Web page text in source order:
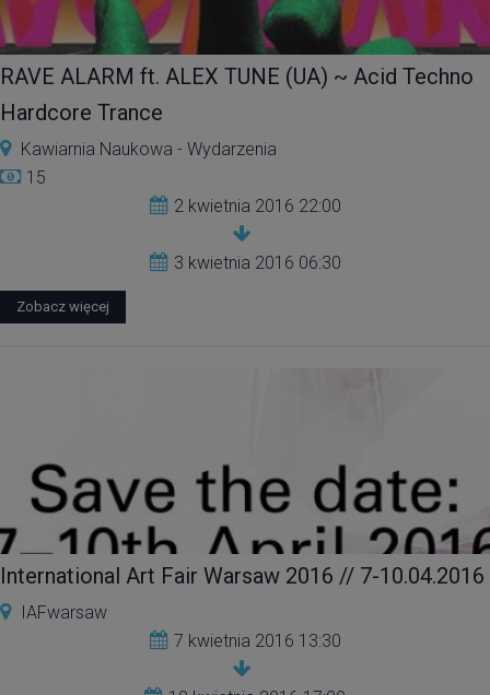
RAVE ALARM ft. ALEX TUNE (UA) ~ Acid Techno
Hardcore Trance
Kawiarnia Naukowa - Wydarzenia
15
2 kwietnia 2016 22:00
3 kwietnia 2016 06:30
Zobacz więcej
International Art Fair Warsaw 2016 // 7-10.04.2016
IAFwarsaw
7 kwietnia 2016 13:30